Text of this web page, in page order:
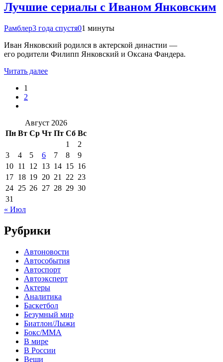
Лучшие сериалы с Иваном Янковским
Рамблер3 года спустя01 минуты
Иван Янковский родился в актерской династии —
его родители Филипп Янковский и Оксана Фандера.
Читать далее
1
2
Август 2026
Пн Вт Ср Чт Пт Сб Вс
1
2
3
4 5 6 7 8
9
10 11 12 13 14 15 16
17 18 19 20 21 22 23
24 25 26 27 28 29 30
31
« Июл
Рубрики
Автоновости
Автособытия
Автоспорт
Автоэксперт
Актеры
Аналитика
Баскетбол
Безумный мир
Биатлон/Лыжи
Бокс/MMA
В мире
В России
Вещи